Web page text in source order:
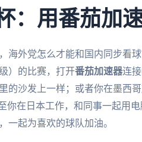
：用番茄加
海外党怎么才能和国内同步看
）的比赛，打开番茄加速器连
的沙发上一样；或者你在墨西
你在日本工作，和同事一起用电
一起为喜欢的球队加油。